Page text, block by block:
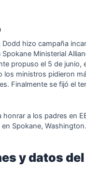
Dodd hizo campaña
Spokane Ministerial
propuso el 5 de junio,
los ministros pidieron
Finalmente se fijó el
honrar a los padres en
en Spokane, Washington.
y datos del